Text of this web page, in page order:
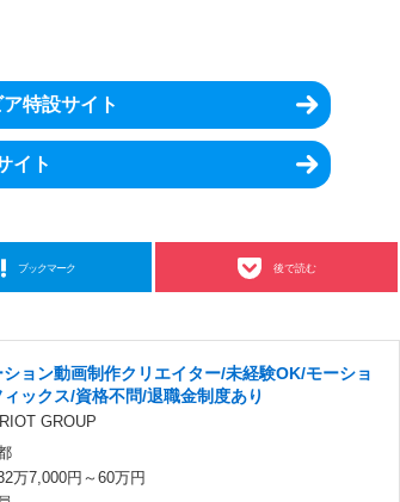
特設サイト
イト
ブックマーク 後で読む
ション動画制作クリエイター/未経験OK/モーショ
ックス/資格不問/退職金制度あり
GROUP
万7,000円～60万円